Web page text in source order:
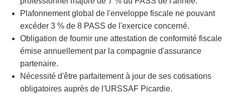
Plafonnement global de l'enveloppe fiscale ne pouvant
excéder 3 % de 8 PASS de l'exercice concerné.
Obligation de fournir une attestation de conformité fiscale
émise annuellement par la compagnie d'assurance
partenaire.
Nécessité d'être parfaitement à jour de ses cotisations
obligatoires auprès de l'URSSAF Picardie.